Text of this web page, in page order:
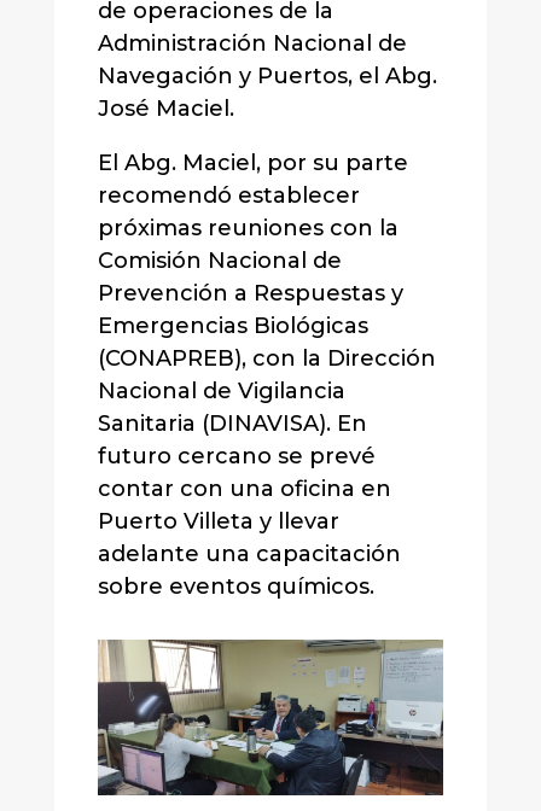
de operaciones de la
Administración Nacional de
Navegación y Puertos, el Abg.
José Maciel.
El Abg. Maciel, por su parte
recomendó establecer
próximas reuniones con la
Comisión Nacional de
Prevención a Respuestas y
Emergencias Biológicas
(CONAPREB), con la Dirección
Nacional de Vigilancia
Sanitaria (DINAVISA). En
futuro cercano se prevé
contar con una oficina en
Puerto Villeta y llevar
adelante una capacitación
sobre eventos químicos.